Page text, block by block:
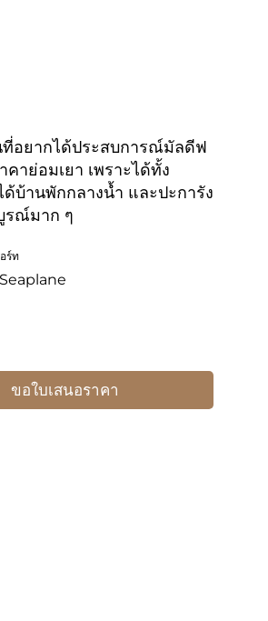
ที่อยากได้ประสบการณ์มัลดีฟ
คาย่อมเยา เพราะได้ทั้ง
บ้านพักกลางน้ำ และปะการัง
รณ์มาก ๆ
ขอใบเสนอราคา
ร์ท